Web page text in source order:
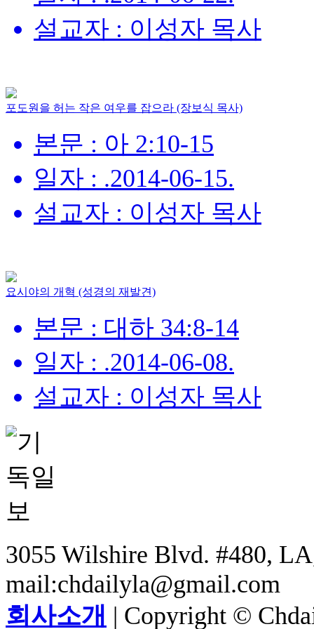
설교자 : 이성자 목사
포도원을 허는 작은 여우를 잡으라 (장보식 목사)
본문 : 아 2:10-15
일자 : .2014-06-15.
설교자 : 이성자 목사
요시야의 개혁 (성경의 재발견)
본문 : 대하 34:8-14
일자 : .2014-06-08.
설교자 : 이성자 목사
3055 Wilshire Blvd. #480,
mail:chdailyla@gmail.com
회사소개 | Copyright ©